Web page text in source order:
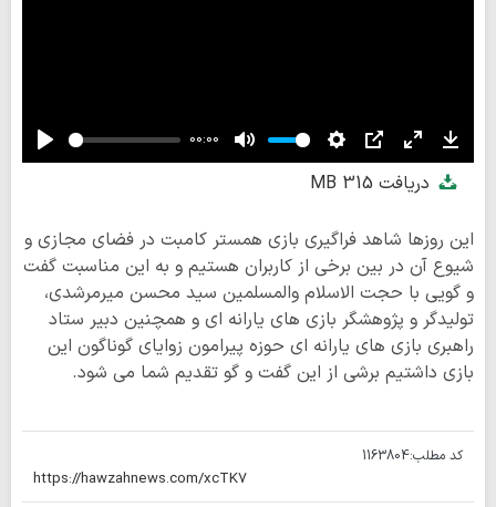
Play
00:00
Mute Settings
PIP Enter
fullscreenدریافت 315 MB
این روزها شاهد فراگیری بازی همستر کامبت در فضای مجازی و
شیوع آن در بین برخی از کاربران هستیم و به این مناسبت گفت
و گویی با حجت الاسلام والمسلمین سید محسن میرمرشدی،
تولیدگر و پژوهشگر بازی های یارانه ای و همچنین دبیر ستاد
راهبری بازی های یارانه ای حوزه پیرامون زوایای گوناگون این
بازی داشتیم برشی از این گفت و گو تقدیم شما می شود.
کد مطلب:1163804